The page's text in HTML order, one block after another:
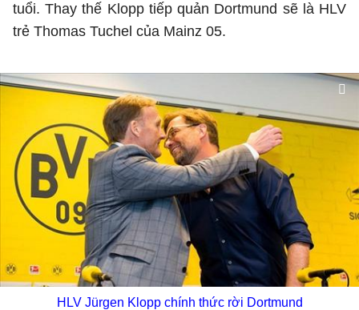
tuổi. Thay thế Klopp tiếp quản Dortmund sẽ là HLV
trẻ Thomas Tuchel của Mainz 05.
HLV Jürgen Klopp chính thức rời Dortmund